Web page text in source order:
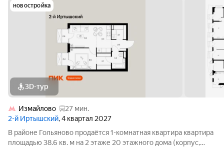
новостройка
3D-тур
Измайлово
27 мин.
2-й Иртышский, 4 квартал 2027
В районе Гольяново продаётся 1-комнатная квартира квартира
площадью 38.6 кв. м на 2 этаже 20 этажного дома (корпус,